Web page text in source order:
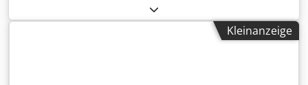
, Bauhöhe:
Gabellänge:1.150 mm, FRIEDMANN FORKLFITS – REMADE
FOR ACTION WIR SIND FÜR SIE DA. MIT EINSATZ,Kleinanzeige